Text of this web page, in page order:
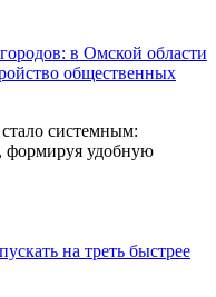
в Омской области
общественных
системным:
формируя удобную
на треть быстрее